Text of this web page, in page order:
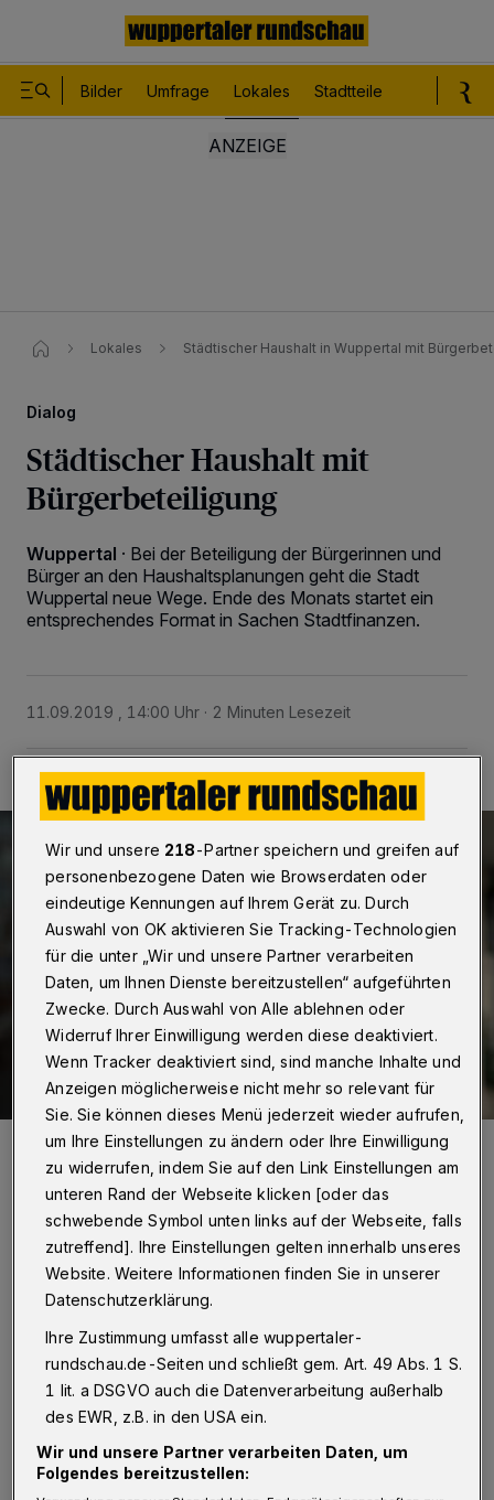
Bilder Umfrage Lokales Stadtteile
Lokales Städtischer Haushalt in Wuppertal mit
Dialog
Städtischer Haushalt mit
Bürgerbeteiligung
Wuppertal · Bei der Beteiligung der Bürgerinnen und
Bürger an den Haushaltsplanungen geht die Stadt
Wuppertal neue Wege. Ende des Monats startet ein
entsprechendes Format in Sachen Stadtfinanzen.
11.09.2019 , 14:00 Uhr 2 Minuten Lesezeit
Kämmerer Dr. Johannes Slawig.
Foto: Max Höllwarth / Wuppertaler Rundschau/Max Höllwarth
D er Rat hatte im Februar beschlossen, im
Rahmen des
Haushaltsaufstellungsverfahrens sowohl die
Bürgerinnen und Bürger über den
Haushaltsplanentwurf zu informieren als
ihnen auch die Möglichkeit zu geben, eigene
Wir und unsere 218-Partner speichern und greifen auf
personenbezogene Daten wie Browserdaten oder
eindeutige Kennungen auf Ihrem Gerät zu. Durch
Auswahl von OK aktivieren Sie Tracking-Technologien
für die unter „Wir und unsere Partner verarbeiten
Daten, um Ihnen Dienste bereitzustellen“ aufgeführten
Zwecke. Durch Auswahl von Alle ablehnen oder
Widerruf Ihrer Einwilligung werden diese deaktiviert.
Wenn Tracker deaktiviert sind, sind manche Inhalte und
Anzeigen möglicherweise nicht mehr so relevant für
Sie. Sie können dieses Menü jederzeit wieder aufrufen,
um Ihre Einstellungen zu ändern oder Ihre Einwilligung
zu widerrufen, indem Sie auf den Link Einstellungen am
unteren Rand der Webseite klicken [oder das
schwebende Symbol unten links auf der Webseite, falls
zutreffend]. Ihre Einstellungen gelten innerhalb unseres
Website. Weitere Informationen finden Sie in unserer
Datenschutzerklärung.
Ihre Zustimmung umfasst alle wuppertaler-
rundschau.de-Seiten und schließt gem. Art. 49 Abs. 1 S.
1 lit. a DSGVO auch die Datenverarbeitung außerhalb
des EWR, z.B. in den USA ein.
Wir und unsere Partner verarbeiten Daten, um
Folgendes bereitzustellen: